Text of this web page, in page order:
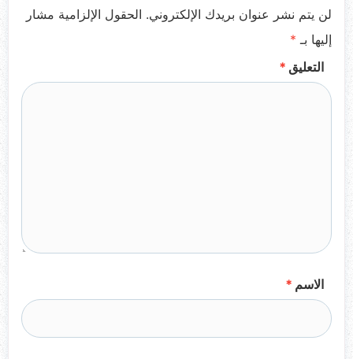
لن يتم نشر عنوان بريدك الإلكتروني. الحقول الإلزامية مشار
إليها بـ *
التعليق *
الاسم *